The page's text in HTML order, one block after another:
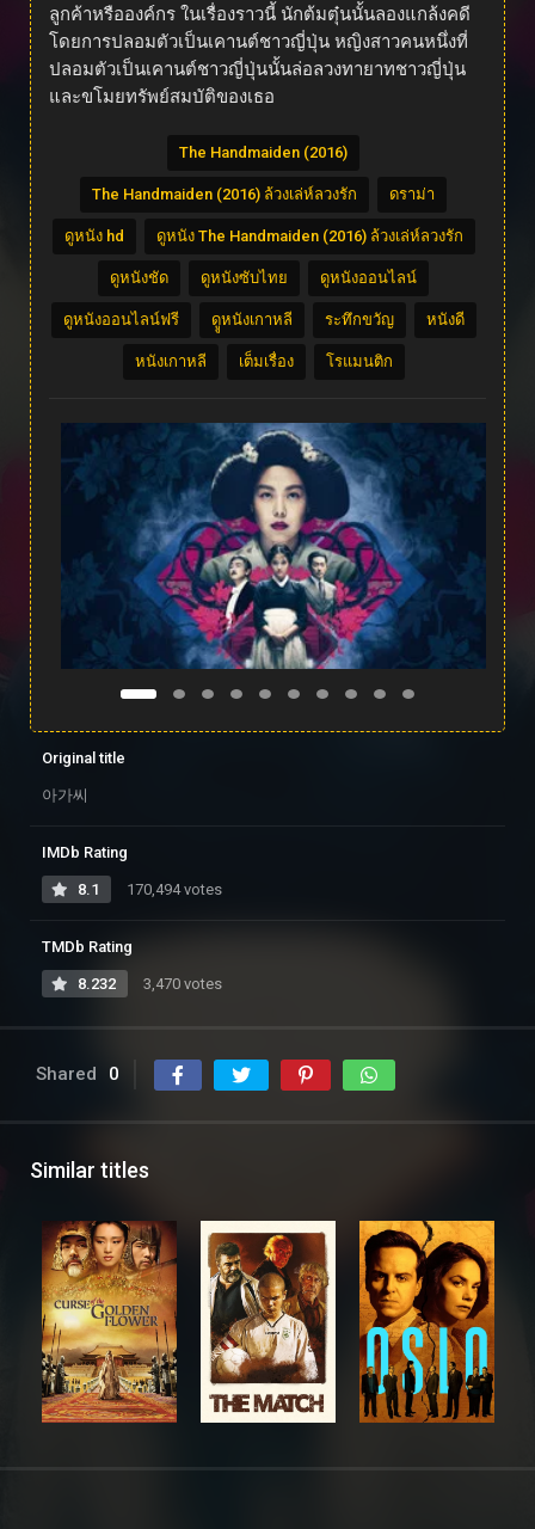
ลูกค้าหรือองค์กร ในเรื่องราวนี้ นักต้มตุ๋นนั้นลองแกล้งคดี
โดยการปลอมตัวเป็นเคานต์ชาวญี่ปุ่น หญิงสาวคนหนึ่งที่
ปลอมตัวเป็นเคานต์ชาวญี่ปุ่นนั้นล่อลวงทายาทชาวญี่ปุ่น
และขโมยทรัพย์สมบัติของเธอ
The Handmaiden (2016)
The Handmaiden (2016) ล้วงเล่ห์ลวงรัก ดราม่า
ดูหนัง hd ดูหนัง The Handmaiden (2016) ล้วงเล่ห์ลวงรัก
ดูหนังชัด ดูหนังซับไทย ดูหนังออนไลน์
ดูหนังออนไลน์ฟรี ดููหนังเกาหลี ระทึกขวัญ หนังดี
หนังเกาหลี เต็มเรื่อง โรแมนติก
Original title
아가씨
IMDb Rating
8.1 170,494 votes
TMDb Rating
8.232 3,470 votes
Shared 0
Similar titles